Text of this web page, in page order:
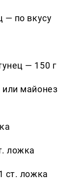
— по вкусу
— 150 г
или майонез
ложка
ст. ложка